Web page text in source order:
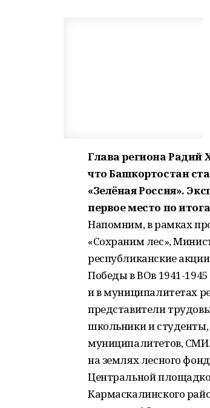
Глава региона Радий
что Башкортостан
«Зелёная Россия».
первое место по
Напомним, в рамках
«Сохраним лес»,
республиканские
Победы в ВОв 1941-
и в муниципалитетах
представители
школьники и студенты,
муниципалитетов,
на землях лесного
Центральной
Кармаскалинского